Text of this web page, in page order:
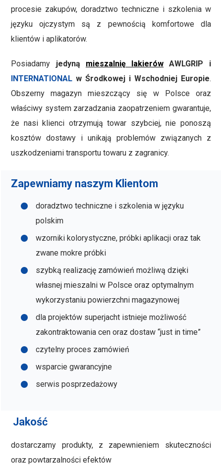
procesie zakupów, doradztwo techniczne i szkolenia w
języku ojczystym są z pewnością komfortowe dla
klientów i aplikatorów.
Posiadamy jedyną mieszalnię lakierów AWLGRIP i
INTERNATIONAL w Środkowej i Wschodniej Europie.
Obszerny magazyn mieszczący się w Polsce oraz
właściwy system zarzadzania zaopatrzeniem gwarantuje,
że nasi klienci otrzymują towar szybciej, nie ponoszą
kosztów dostawy i unikają problemów związanych z
uszkodzeniami transportu towaru z zagranicy.
Zapewniamy naszym Klientom
doradztwo techniczne i szkolenia w języku
polskim
wzorniki kolorystyczne, próbki aplikacji oraz tak
zwane mokre próbki
szybką realizację zamówień możliwą dzięki
własnej mieszalni w Polsce oraz optymalnym
wykorzystaniu powierzchni magazynowej
dla projektów superjacht istnieje możliwość
zakontraktowania cen oraz dostaw “just in time”
czytelny proces zamówień
wsparcie gwarancyjne
serwis posprzedażowy
Jakość
dostarczamy produkty, z zapewnieniem skuteczności
oraz powtarzalności efektów